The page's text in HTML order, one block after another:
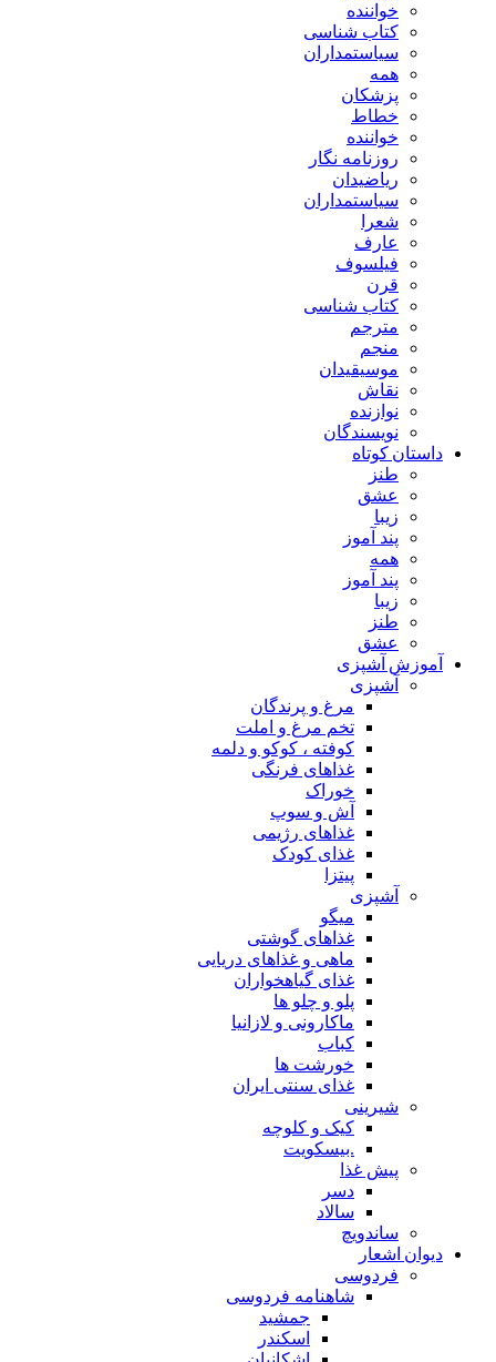
خواننده
کتاب شناسی
سیاستمداران
همه
پزشکان
خطاط
خواننده
روزنامه نگار
ریاضیدان
سیاستمداران
شعرا
عارف
فیلسوف
قرن
کتاب شناسی
مترجم
منجم
موسیقیدان
نقاش
نوازنده
نویسندگان
داستان کوتاه
طنز
عشق
زیبا
پند آموز
همه
پند آموز
زیبا
طنز
عشق
آموزش آشپزی
آشپزی
مرغ و پرندگان
تخم مرغ و املت
کوفته ، کوکو و دلمه
غذاهای فرنگی
خوراک
آش و سوپ
غذاهای رژیمی
غذای کودک
پیتزا
آشپزی
میگو
غذاهای گوشتی
ماهی و غذاهای دریایی
غذای گیاهخواران
پلو و چلو ها
ماکارونی و لازانیا
کباب
خورشت ها
غذای سنتی ایران
شیرینی
کیک و کلوچه
.بیسکویت
پیش غذا
دسر
سالاد
ساندویچ
دیوان اشعار
فردوسی
شاهنامه فردوسی
جمشید
اسکندر